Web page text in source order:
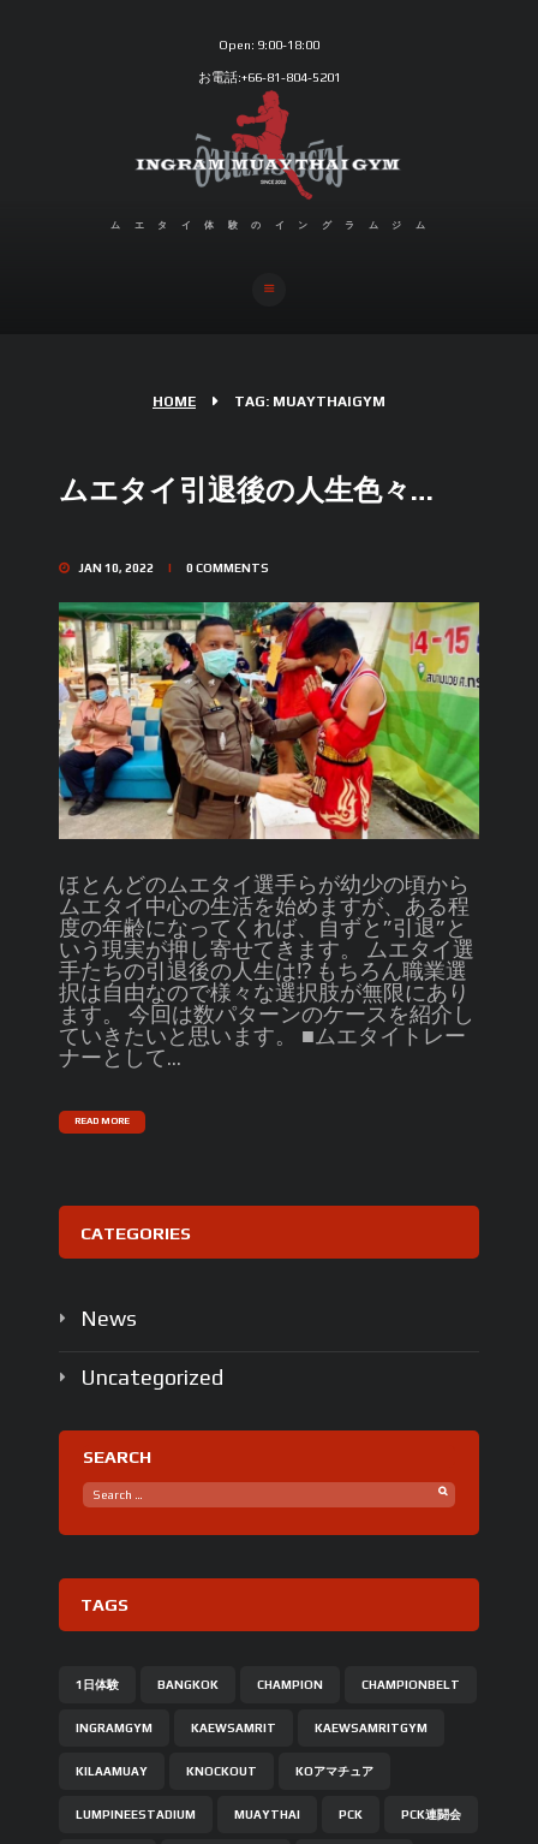
Open: 9:00-18:00
お電話:+66-81-804-5201
ムエタイ体験のイングラムジム
HOME TAG: MUAYTHAIGYM
ムエタイ引退後の人生色々…
JAN 10, 2022 0COMMENTS
ほとんどのムエタイ選手らが幼少の頃から
ムエタイ中心の生活を始めますが、ある程
度の年齢になってくれば、自ずと”引退”と
いう現実が押し寄せてきます。 ムエタイ選
手たちの引退後の人生は⁉︎ もちろん職業選
択は自由なので様々な選択肢が無限にあり
ます。 今回は数パターンのケースを紹介し
ていきたいと思います。 ■ムエタイトレー
ナーとして...
READ MORE
CATEGORIES
News
Uncategorized
SEARCH
TAGS
1日体験 BANGKOK CHAMPION CHAMPIONBELT
INGRAMGYM KAEWSAMRIT KAEWSAMRITGYM
KILAAMUAY KNOCKOUT KOアマチュア
LUMPINEESTADIUM MUAYTHAI PCK PCK連闘会